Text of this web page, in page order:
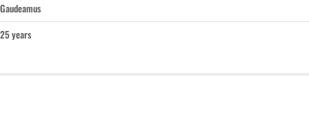
Gaudeamus
25 years